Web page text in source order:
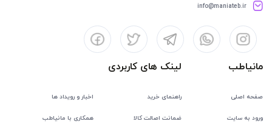
info@maniateb.ir
مانیاطب
صفحه اصلی
ورود به سایت
لینک های کاربردی
راهنمای خرید اخبار و رویداد ها
ضمانت اصالت کالا همکاری با مانیاطب